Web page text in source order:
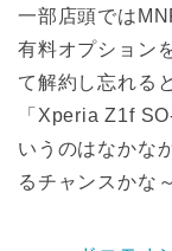
一部店頭では
有料オプション
て解約し忘れる
「Xperia Z1f
いうのはなかな
るチャンスかな～